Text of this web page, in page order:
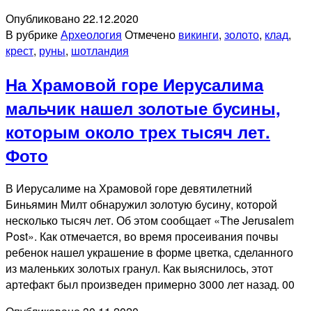
Опубликовано22.12.2020
В рубрикеАрхеология Отмечено викинги, золото, клад,
крест, руны, шотландия
На Храмовой горе Иерусалима
мальчик нашел золотые бусины,
которым около трех тысяч лет.
Фото
В Иерусалиме на Храмовой горе девятилетний
Биньямин Милт обнаружил золотую бусину, которой
несколько тысяч лет. Об этом сообщает «The Jerusalem
Post». Как отмечается, во время просеивания почвы
ребенок нашел украшение в форме цветка, сделанного
из маленьких золотых гранул. Как выяснилось, этот
артефакт был произведен примерно 3000 лет назад. 00